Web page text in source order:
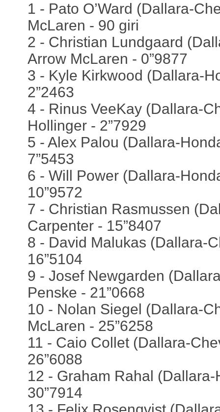
1 - Pato O’Ward (Dallara-
McLaren - 90 giri
2 - Christian Lundgaard
Arrow McLaren - 0”9877
3 - Kyle Kirkwood (Dallara-
2”2463
4 - Rinus VeeKay (Dallara-
Hollinger - 2”7929
5 - Alex Palou (Dallara-
7”5453
6 - Will Power (Dallara-
10”9572
7 - Christian Rasmussen
Carpenter - 15”8407
8 - David Malukas (Dallara-
16”5104
9 - Josef Newgarden
Penske - 21”0668
10 - Nolan Siegel (Dallara-
McLaren - 25”6258
11 - Caio Collet (Dallara-
26”6088
12 - Graham Rahal
30”7914